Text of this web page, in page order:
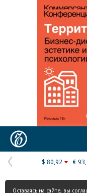
Реклама в
Предыдущая
страница
$ 80,92 €
Оставаясь на сайте, вы